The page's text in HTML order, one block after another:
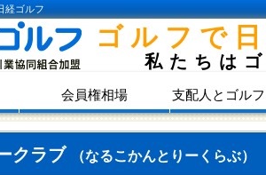
経ゴルフ
ゴルフで
私たちは
会員権相場 支配人とゴル
クラブ （なるこかんとりーくらぶ）